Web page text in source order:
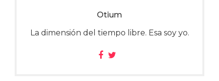
Otium
La dimensión del tiempo libre. Esa soy yo.